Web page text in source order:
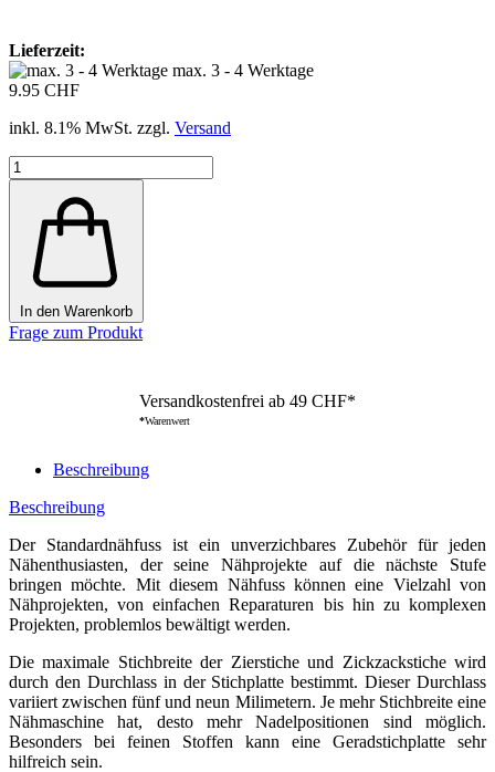
Lieferzeit:
max. 3 - 4 Werktage
9.95 CHF
inkl. 8.1% MwSt. zzgl. Versand
In den Warenkorb
Frage zum Produkt
Versandkostenfrei ab 49 CHF*
*Warenwert
Beschreibung
Beschreibung
Der Standardnähfuss ist ein unverzichbares Zubehör für jeden
Nähenthusiasten, der seine Nähprojekte auf die nächste Stufe
bringen möchte. Mit diesem Nähfuss können eine Vielzahl von
Nähprojekten, von einfachen Reparaturen bis hin zu komplexen
Projekten, problemlos bewältigt werden.
Die maximale Stichbreite der Zierstiche und Zickzackstiche wird
durch den Durchlass in der Stichplatte bestimmt. Dieser Durchlass
variiert zwischen fünf und neun Milimetern. Je mehr Stichbreite eine
Nähmaschine hat, desto mehr Nadelpositionen sind möglich.
Besonders bei feinen Stoffen kann eine Geradstichplatte sehr
hilfreich sein.